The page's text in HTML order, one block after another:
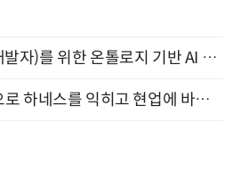
모든 업무 담당자(비개발자)를 위한 온톨로지 기반 AI 지식체계 설계 1-day 워크숍 8월 20일 개최
단 하루, 이론과 실습으로 하네스를 익히고 현업에 바로 쓰는 핸즈온 워크숍 (8/20)